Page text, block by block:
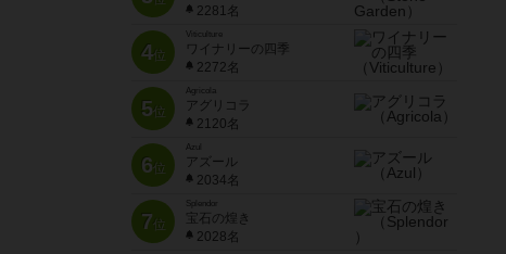
2281名
4位
Viticulture
ワイナリーの四季
2272名
5位
Agricola
アグリコラ
2120名
6位
Azul
アズール
2034名
7位
Splendor
宝石の煌き
2028名